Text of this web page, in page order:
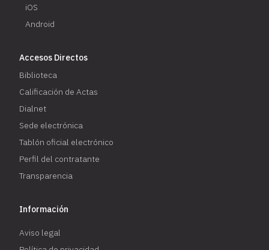
iOS
Android
Accesos Directos
Biblioteca
Calificación de Actas
Dialnet
Sede electrónica
Tablón oficial electrónico
Perfil del contratante
Transparencia
Información
Aviso legal